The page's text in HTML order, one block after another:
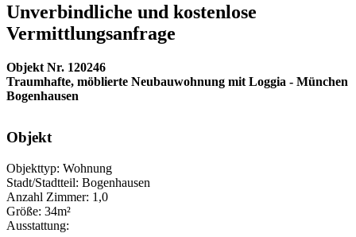
Unverbindliche und kostenlose
Vermittlungsanfrage
Objekt Nr. 120246
Traumhafte, möblierte Neubauwohnung mit Loggia - München
Bogenhausen
Objekt
Objekttyp: Wohnung
Stadt/Stadtteil: Bogenhausen
Anzahl Zimmer: 1,0
Größe: 34m²
Ausstattung: